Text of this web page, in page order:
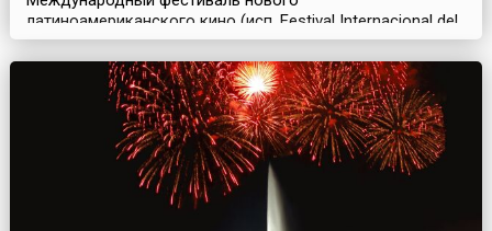
латиноамериканского кино (исп. Festival Internacional del
Nuevo Cine Latinoamericano), который длится 10
дней.Фестиваль проводится с 1979 года под эгидой
Кубинского Института Искусств и Кинематографии и
считается важнейшим кинофестивалем всего
испаноговорящего мира. Вышеупомянутый Институт
спонсирует также присуждение ...